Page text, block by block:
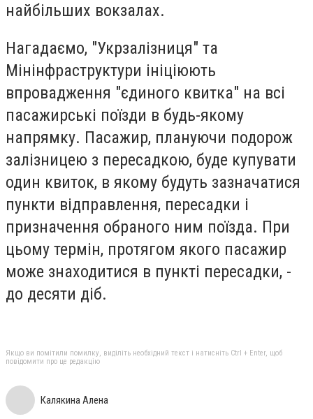
найбільших вокзалах.
Нагадаємо, "Укрзалізниця" та
Мінінфраструктури ініціюють
впровадження "єдиного квитка" на всі
пасажирські поїзди в будь-якому
напрямку. Пасажир, плануючи подорож
залізницею з пересадкою, буде купувати
один квиток, в якому будуть зазначатися
пункти відправлення, пересадки і
призначення обраного ним поїзда. При
цьому термін, протягом якого пасажир
може знаходитися в пункті пересадки, -
до десяти діб.
Якщо ви помітили помилку, виділіть необхідний текст і натисніть Ctrl + Enter, щоб
повідомити про це редакцію
Калякина Алена